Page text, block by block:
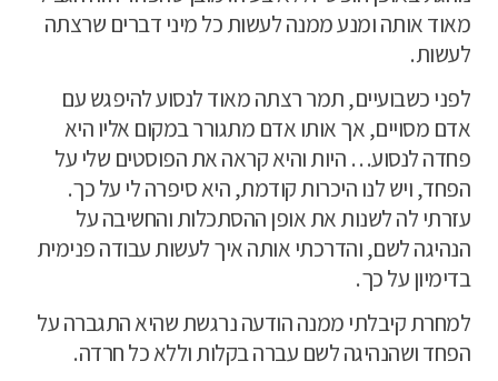
מאוד אותה ומנע ממנה לעשות כל מיני דברים שרצתה
לעשות.
לפני כשבועיים, תמר רצתה מאוד לנסוע להיפגש עם
אדם מסויים, אך אותו אדם מתגורר במקום אליו היא
פחדה לנסוע… היות והיא קראה את הפוסטים שלי על
הפחד, ויש לנו היכרות קודמת, היא סיפרה לי על כך.
עזרתי לה לשנות את אופן ההסתכלות והחשיבה על
הנהיגה לשם, והדרכתי אותה איך לעשות עבודה פנימית
בדימיון על כך.
למחרת קיבלתי ממנה הודעה נרגשת שהיא התגברה על
הפחד ושהנהיגה לשם עברה בקלות וללא כל חרדה.